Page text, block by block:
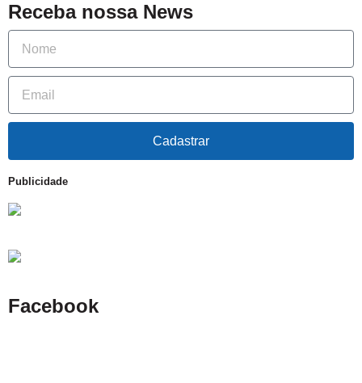
Receba nossa News
Cadastrar
Publicidade
Facebook